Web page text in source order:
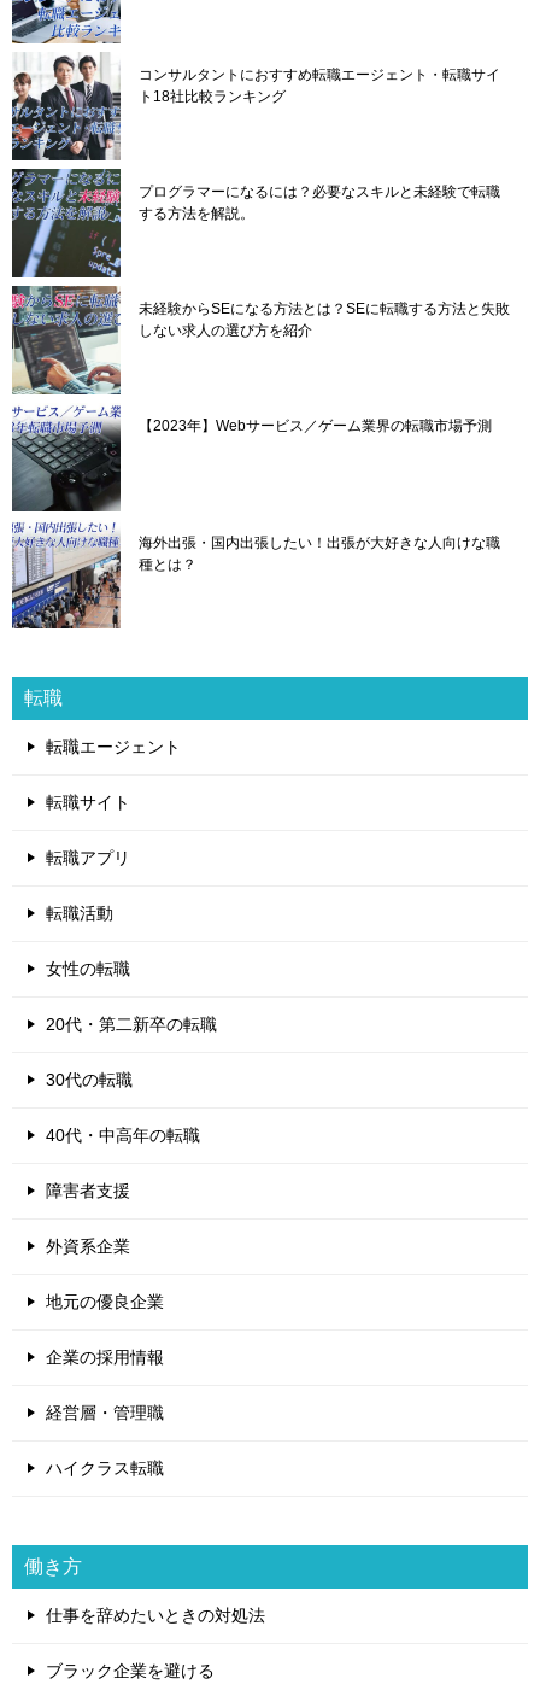
コンサルタントにおすすめ転職エージェント・転職サイ
ト18社比較ランキング
プログラマーになるには？必要なスキルと未経験で転職
する方法を解説。
未経験からSEになる方法とは？SEに転職する方法と失敗
しない求人の選び方を紹介
【2023年】Webサービス／ゲーム業界の転職市場予測
海外出張・国内出張したい！出張が大好きな人向けな職
種とは？
転職
転職エージェント
転職サイト
転職アプリ
転職活動
女性の転職
20代・第二新卒の転職
30代の転職
40代・中高年の転職
障害者支援
外資系企業
地元の優良企業
企業の採用情報
経営層・管理職
ハイクラス転職
働き方
仕事を辞めたいときの対処法
ブラック企業を避ける